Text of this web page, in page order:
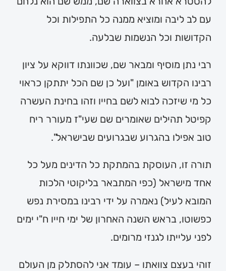
עם לב ליבה ומוציא ממנה כל התפילות וכל
הקדושות וכל הנשמות שבלעה.
רבי נתן מוסיף ומבאר שם, שכוונתו דווקא על ציון
רבינו הקדוש באומן "ועל כן שם הכל יתתקן כראוי
כל מי שיזכה לבוא לשם בחייו וזהו בחינת העשרה
קפיטל תהילים שאומרים שם שעי"ז מעורר ריח
טוב אפילו בהגרוע שבגרועים שבישראל".
תורה זו, העוסקת בהמתקת כל הדינים מעל כל
אחד מישראל (כפי המתבאר בליקוטי הלכות
המובא לעיל) נאמרה על ידי רבינו במסירת נפש
כפשוטו, בראש השנה האחרון של ימי חייו ח"י ימים
לפני עלייתו לגנזי מרומים.
זוהי בעצם צוואתו – עומד אני להסתלק מן העולם